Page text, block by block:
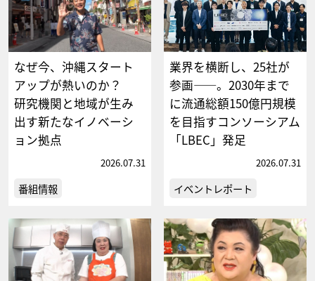
なぜ今、沖縄スタート
アップが熱いのか？
研究機関と地域が生み
出す新たなイノベーシ
ョン拠点
2026.07.31
番組情報
業界を横断し、25社が
参画――。2030年まで
に流通総額150億円規模
を目指すコンソーシアム
「LBEC」発⾜
2026.07.31
イベントレポート